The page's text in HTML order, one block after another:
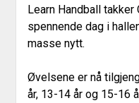
Learn Handball
spennende dag i
masse nytt.
Øvelsene er nå
år, 13-14 år og 15-16